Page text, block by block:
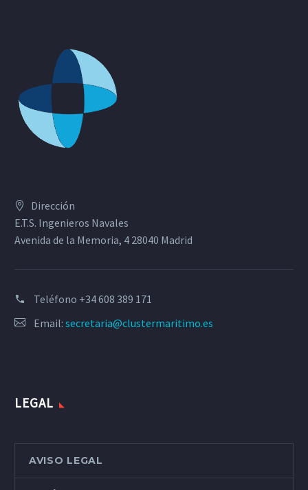
Dirección
E.T.S. Ingenieros Navales
Avenida de la Memoria, 4 28040 Madrid
Teléfono +34 608 389 171
Email: secretaria@clustermaritimo.es
LEGAL
AVISO LEGAL